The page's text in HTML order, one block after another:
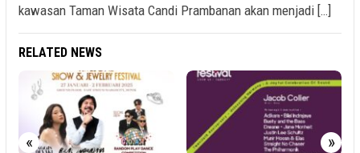
kawasan Taman Wisata Candi Prambanan akan menjadi […]
RELATED NEWS
« »